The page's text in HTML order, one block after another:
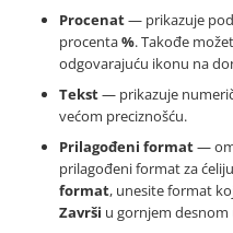
Procenat— prikazuje
procenta%. Takođe
odgovarajuću ikonu na
Tekst— prikazuje
većom preciznošću.
Prilagođeni format—
prilagođeni format za
format, unesite format
Završi u gornjem desnom